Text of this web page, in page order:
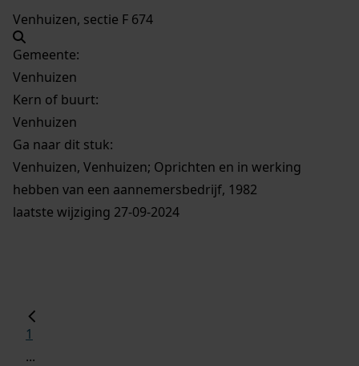
Venhuizen, sectie F 674
Gemeente:
Venhuizen
Kern of buurt:
Venhuizen
Ga naar dit stuk:
Venhuizen, Venhuizen; Oprichten en in werking
hebben van een aannemersbedrijf, 1982
laatste wijziging 27-09-2024
1
...